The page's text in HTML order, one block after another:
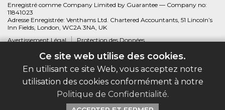
Ce site web utilise des cookies.
En utilisant ce site Web, vous acceptez notre
utilisation des cookies conformément à notre
Politique de Confidentialité.
Enregistré comme Company Limited by Guarantee — Company no:
11841023
Adresse Enregistrée: Venthams Ltd. Chartered Accountants, 51 Lincoln’s
Inn Fields, London, WC2A 3NA, UK
Avertissement Légal
Protection des Données